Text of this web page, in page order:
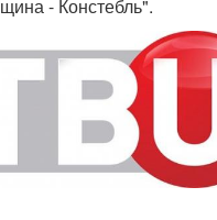
- Констебль".